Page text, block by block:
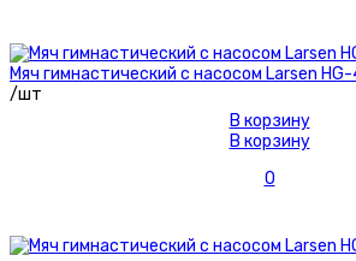
Мяч гимнастический с насосом Larsen
/шт
В корзину
В корзину
0